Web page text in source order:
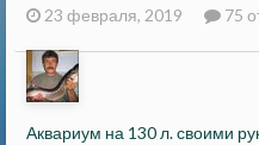
23 февраля, 2019 75
Аквариум на 130 л. своими